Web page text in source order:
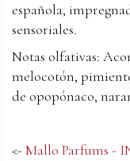
española,
sensoriales.
Notas olfativas:
melocotón,
de opopónaco,
<-Mallo Parfums -